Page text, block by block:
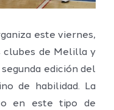
este viernes,
clubes de Melilla y
edición del
de habilidad. La
en este tipo de